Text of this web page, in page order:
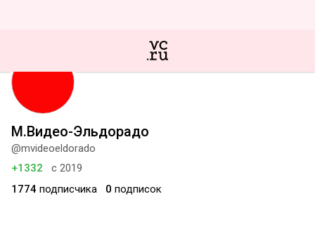
М.Видео-Эльдорадо
@mvideoeldorado
+1332
с 2019
1774 подписчика 0 подписок